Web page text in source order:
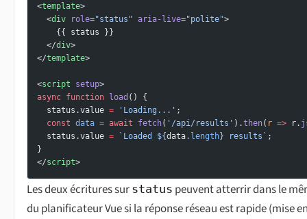
<template>
  <
div role="status" aria-live="polite">
    {{ status }}
  </
div>
</template>
<script setup>
async function load () {
  status.value
= 'Loading...' ;
  const
data = await fetch( '/api/results' ).then( r => r.
  status.value
= `Loaded ${data. length} results` ;
}
</script>
Les deux écritures sur status peuvent atterrir dans le
du planificateur Vue si la réponse réseau est rapide (mise